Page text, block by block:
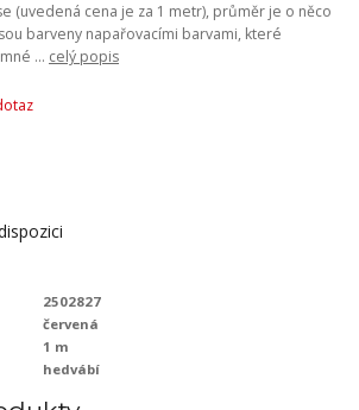
(uvedená cena je za 1 metr), průměr je o něco
barveny napařovacími barvami, které
... celý popis
2502827
červená
1 m
hedvábí